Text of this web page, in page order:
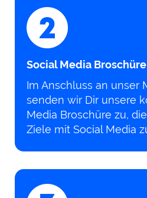
Social Media Broschüre
Im Anschluss an unser
senden wir Dir unsere
Media Broschüre zu,
Ziele mit Social Media